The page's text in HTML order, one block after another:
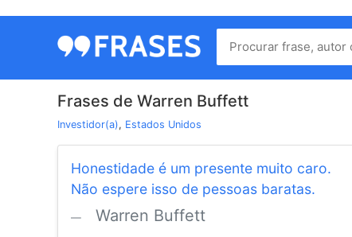
Menu
Autores
Frases de Warren Buffett
Investidor(a), Estados Unidos
Honestidade é um presente muito caro.
Não espere isso de pessoas baratas.
Warren Buffett